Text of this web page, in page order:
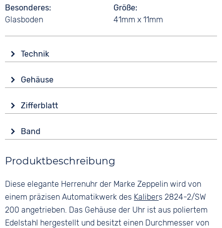
Besonderes
Glasboden
Größe
41mm x 11mm
Technik
Automatik
Funktionen
Datumsanzeige
Wasserdicht
Gehäuse
Mineralglas
Form
Rund
Material
Farbe
Silber
Zifferblatt
Analog
Schwarz
Ziffern
Keine
Band
Schwarz
Material
Glattleder
Bandschließe
Dornschließe
Produktbeschreibung
Diese elegante Herrenuhr der Marke Zeppelin wird von
einem präzisen Automatikwerk des Kalibers 2824-2/SW
200 angetrieben. Das Gehäuse der Uhr ist aus poliertem
Edelstahl hergestellt und besitzt einen Durchmesser von